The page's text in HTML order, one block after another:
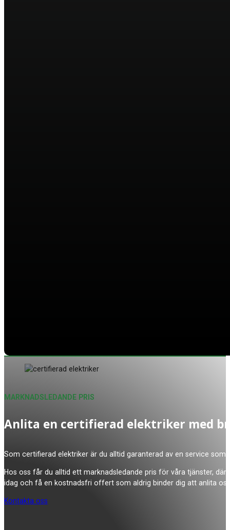
Anlita en certifierad elektriker med
Som certifierad elektriker är du alltid garanterad av en service
Hos oss får du alltid ett marknadsledande pris för våra tjänster,
idag och få en kostnadsfri offert som aldrig binder dig att anlita
MARKNADSLEDANDE PRIS
Kontakta oss